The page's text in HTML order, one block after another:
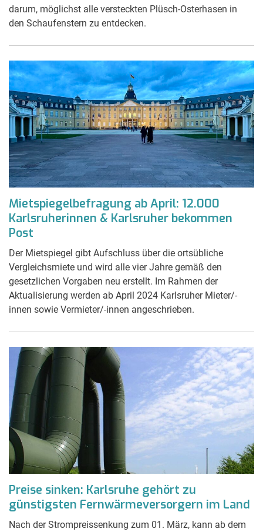
darum, möglichst alle versteckten Plüsch-Osterhasen in
den Schaufenstern zu entdecken.
Mietspiegelbefragung ab April: 12.000
Karlsruherinnen & Karlsruher bekommen
Post
Der Mietspiegel gibt Aufschluss über die ortsübliche
Vergleichsmiete und wird alle vier Jahre gemäß den
gesetzlichen Vorgaben neu erstellt. Im Rahmen der
Aktualisierung werden ab April 2024 Karlsruher Mieter/-
innen sowie Vermieter/-innen angeschrieben.
Preise sinken: Karlsruhe gehört zu
günstigsten Fernwärmeversorgern im Land
Nach der Strompreissenkung zum 01. März, kann ab dem